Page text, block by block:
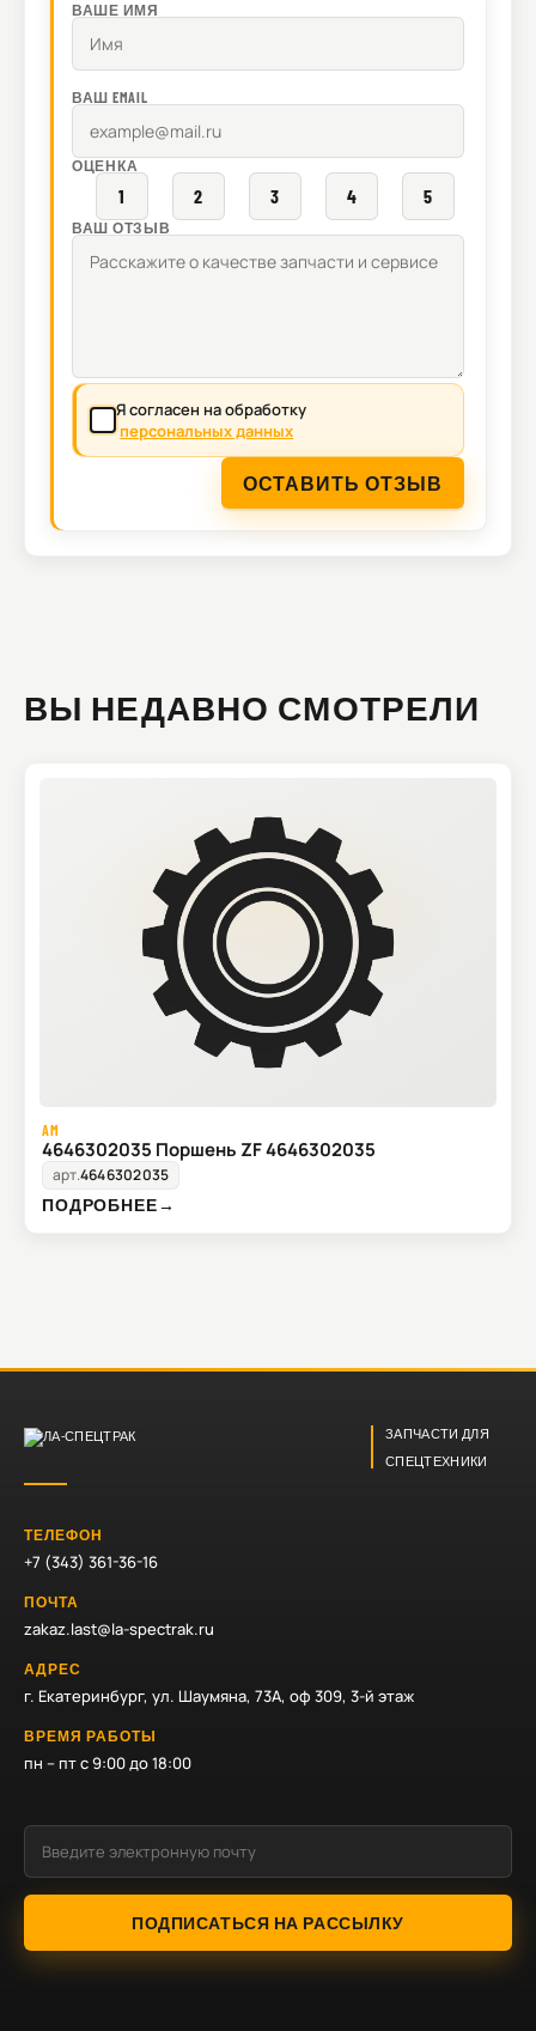
ВАШЕ ИМЯ
ВАШ EMAIL
ОЦЕНКА
1 2 3 4 5
ВАШ ОТЗЫВ
Я согласен на обработку
персональных данных
ОСТАВИТЬ ОТЗЫВ
ВЫ НЕДАВНО СМОТРЕЛИ
AM
4646302035 Поршень ZF 4646302035
арт.4646302035
ПОДРОБНЕЕ→
ЗАПЧАСТИ ДЛЯ
СПЕЦТЕХНИКИ
ТЕЛЕФОН
+7 (343) 361-36-16
ПОЧТА
zakaz.last@la-spectrak.ru
АДРЕС
г. Екатеринбург, ул. Шаумяна, 73А, оф 309, 3-й этаж
ВРЕМЯ РАБОТЫ
пн – пт с 9:00 до 18:00
ПОДПИСАТЬСЯ НА РАССЫЛКУ